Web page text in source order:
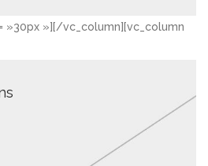
»30px »][/vc_column][vc_column